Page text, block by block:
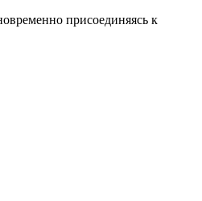
присоединяясь к